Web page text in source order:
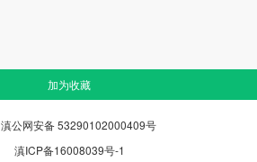
加为收藏
滇公网安备 53290102000409号
滇ICP备16008039号-1